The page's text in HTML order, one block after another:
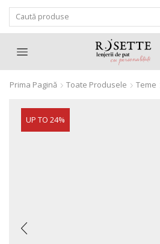
Input
Prima Pagină Toate Produsele Teme
UP TO 24%